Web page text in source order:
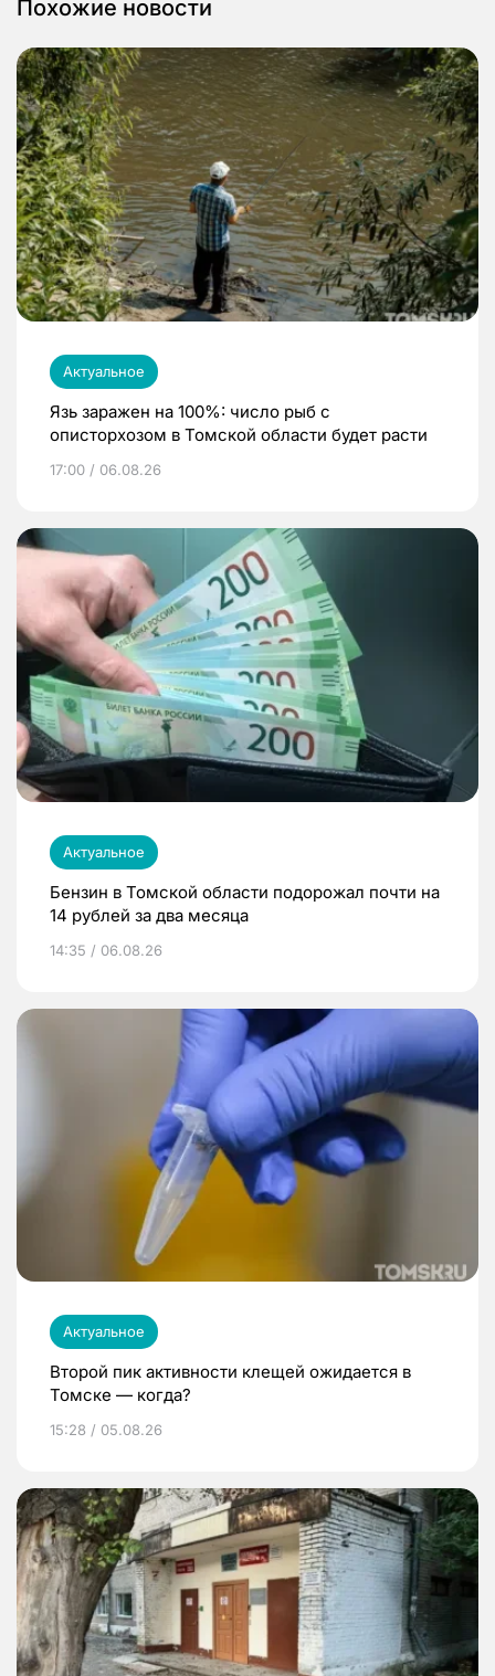
Похожие новости
Актуальное
Язь заражен на 100%: число рыб с
описторхозом в Томской области будет расти
17:00 / 06.08.26
Актуальное
Бензин в Томской области подорожал почти на
14 рублей за два месяца
14:35 / 06.08.26
Актуальное
Второй пик активности клещей ожидается в
Томске — когда?
15:28 / 05.08.26